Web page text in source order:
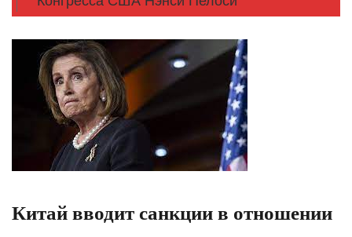
​Китай вводит санкции в отношении